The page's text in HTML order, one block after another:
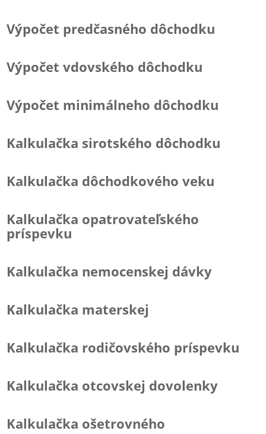
Výpočet predčasného dôchodku
Výpočet vdovského dôchodku
Výpočet minimálneho dôchodku
Kalkulačka sirotského dôchodku
Kalkulačka dôchodkového veku
Kalkulačka opatrovateľského
príspevku
Kalkulačka nemocenskej dávky
Kalkulačka materskej
Kalkulačka rodičovského príspevku
Kalkulačka otcovskej dovolenky
Kalkulačka ošetrovného